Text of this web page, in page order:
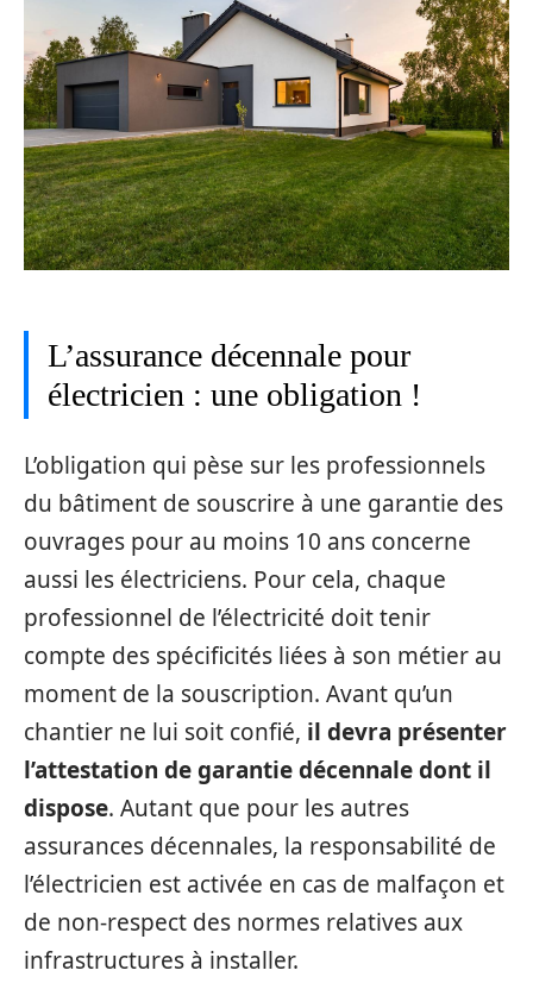
L’assurance décennale pour
électricien : une obligation !
L’obligation qui pèse sur les professionnels
du bâtiment de souscrire à une garantie des
ouvrages pour au moins 10 ans concerne
aussi les électriciens. Pour cela, chaque
professionnel de l’électricité doit tenir
compte des spécificités liées à son métier au
moment de la souscription. Avant qu’un
chantier ne lui soit confié, il devra présenter
l’attestation de garantie décennale dont il
dispose. Autant que pour les autres
assurances décennales, la responsabilité de
l’électricien est activée en cas de malfaçon et
de non-respect des normes relatives aux
infrastructures à installer.